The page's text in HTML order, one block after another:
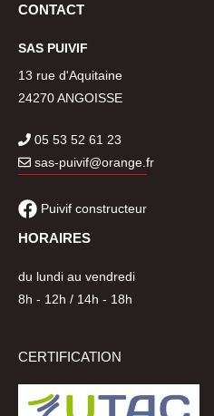
CONTACT
SAS PUIVIF
13 rue d'Aquitaine
24270 ANGOISSE
05 53 52 61 23
sas-puivif@orange.fr
Puivif constructeur
HORAIRES
du lundi au vendredi
8h - 12h / 14h - 18h
CERTIFICATION